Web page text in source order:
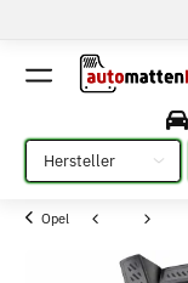
Bitte auswählen
Opel